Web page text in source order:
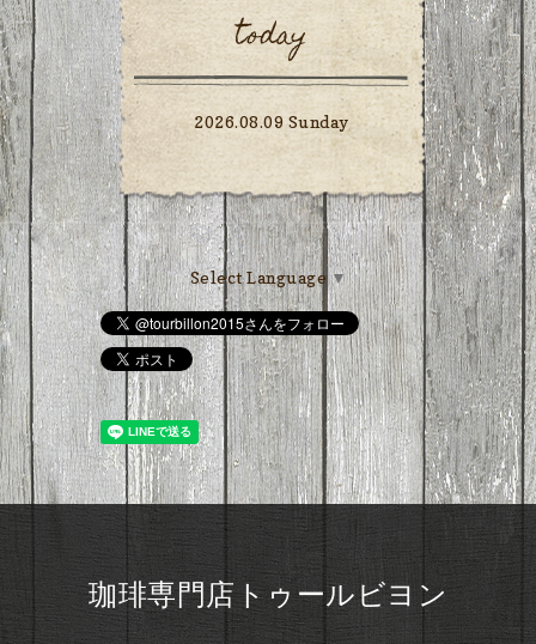
today
2026.08.09 Sunday
Select Language ▼
珈琲専門店トゥールビヨン